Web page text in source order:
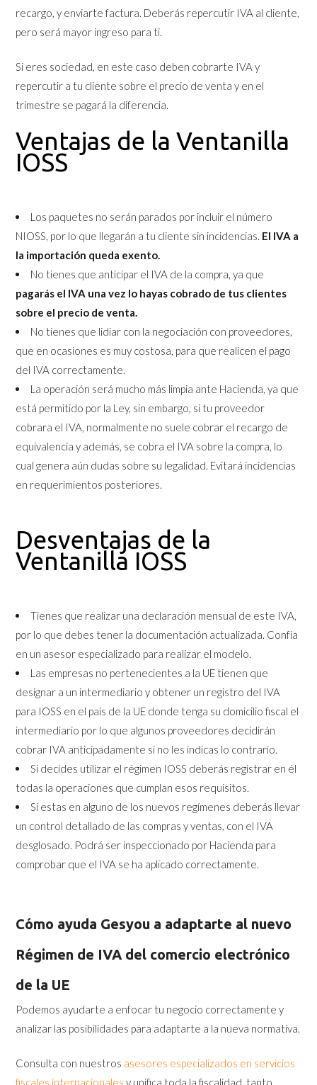
recargo, y enviarte factura. Deberás repercutir IVA al cliente,
pero será mayor ingreso para ti.
Si eres sociedad, en este caso deben cobrarte IVA y
repercutir a tu cliente sobre el precio de venta y en el
trimestre se pagará la diferencia.
Ventajas de la Ventanilla
IOSS
Los paquetes no serán parados por incluir el número
NIOSS, por lo que llegarán a tu cliente sin incidencias. El IVA a
la importación queda exento.
No tienes que anticipar el IVA de la compra, ya que
pagarás el IVA una vez lo hayas cobrado de tus clientes
sobre el precio de venta.
No tienes que lidiar con la negociación con proveedores,
que en ocasiones es muy costosa, para que realicen el pago
del IVA correctamente.
La operación será mucho más limpia ante Hacienda, ya que
está permitido por la Ley, sin embargo, si tu proveedor
cobrara el IVA, normalmente no suele cobrar el recargo de
equivalencia y además, se cobra el IVA sobre la compra, lo
cual genera aún dudas sobre su legalidad. Evitará incidencias
en requerimientos posteriores.
Desventajas de la
Ventanilla IOSS
Tienes que realizar una declaración mensual de este IVA,
por lo que debes tener la documentación actualizada. Confía
en un asesor especializado para realizar el modelo.
Las empresas no pertenecientes a la UE tienen que
designar a un intermediario y obtener un registro del IVA
para IOSS en el país de la UE donde tenga su domicilio fiscal el
intermediario por lo que algunos proveedores decidirán
cobrar IVA anticipadamente si no les indicas lo contrario.
Si decides utilizar el régimen IOSS deberás registrar en él
todas la operaciones que cumplan esos requisitos.
Si estas en alguno de los nuevos regímenes deberás llevar
un control detallado de las compras y ventas, con el IVA
desglosado. Podrá ser inspeccionado por Hacienda para
comprobar que el IVA se ha aplicado correctamente.
Cómo ayuda Gesyou a adaptarte al nuevo
Régimen de IVA del comercio electrónico
de la UE
Podemos ayudarte a enfocar tu negocio correctamente y
analizar las posibilidades para adaptarte a la nueva normativa.
Consulta con nuestros asesores especializados en servicios
fiscales internacionales y unifica toda la fiscalidad, tanto